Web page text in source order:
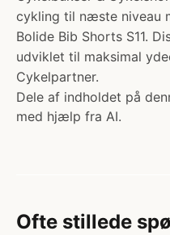
cykling til næste niveau
Bolide Bib Shorts S11.
udviklet til maksimal
Cykelpartner.
Dele af indholdet på
med hjælp fra AI.
Ofte stillede